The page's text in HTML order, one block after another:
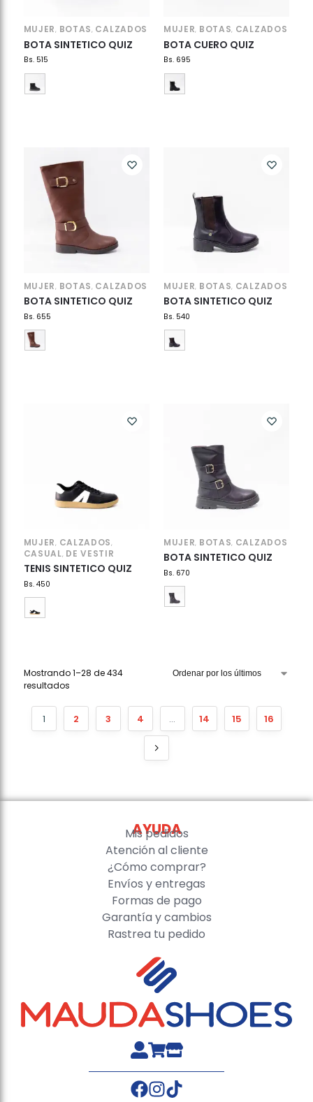
MUJER, BOTAS, CALZADOS
BOTA SINTETICO QUIZ
Bs.515
MUJER, BOTAS, CALZADOS
BOTA CUERO QUIZ
Bs.695
MUJER, BOTAS, CALZADOS
BOTA SINTETICO QUIZ
Bs.655
MUJER, BOTAS, CALZADOS
BOTA SINTETICO QUIZ
Bs.540
MUJER, CALZADOS,
CASUAL, DE VESTIR
TENIS SINTETICO QUIZ
Bs.450
MUJER, BOTAS, CALZADOS
BOTA SINTETICO QUIZ
Bs.670
Mostrando 1–28 de 434
resultados
1 2 3 4 … 14 15 16
AYUDA
Mis pedidos
Atención al cliente
¿Cómo comprar?
Envíos y entregas
Formas de pago
Garantía y cambios
Rastrea tu pedido